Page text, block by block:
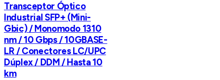
Transceptor Óptico
Industrial SFP+ (Mini-
Gbic) / Monomodo 1310
nm / 10 Gbps / 10GBASE-
LR / Conectores LC/UPC
Dúplex / DDM / Hasta 10
km